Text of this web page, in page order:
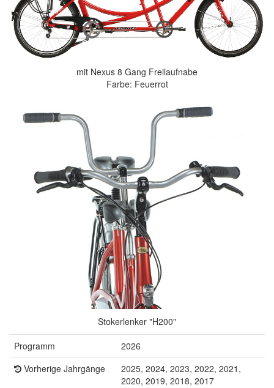
mit Nexus 8 Gang Freilaufnabe
Farbe: Feuerrot
Stokerlenker "H200"
Programm
2026
Vorherige Jahrgänge
2025, 2024, 2023, 2022, 2021,
2020, 2019, 2018, 2017